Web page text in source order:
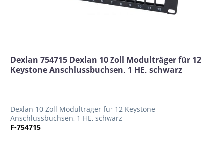
Dexlan 754715 Dexlan 10 Zoll Modulträger für 12
Keystone Anschlussbuchsen, 1 HE, schwarz
Dexlan 10 Zoll Modulträger für 12 Keystone
Anschlussbuchsen, 1 HE, schwarz
F-754715